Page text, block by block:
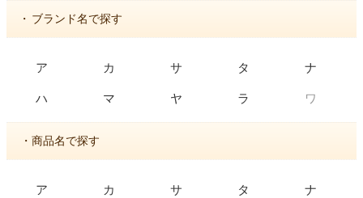
・ ブランド名で探す
ア カ サ タ ナ
ハ マ ヤ ラ ワ
・商品名で探す
ア カ サ タ ナ